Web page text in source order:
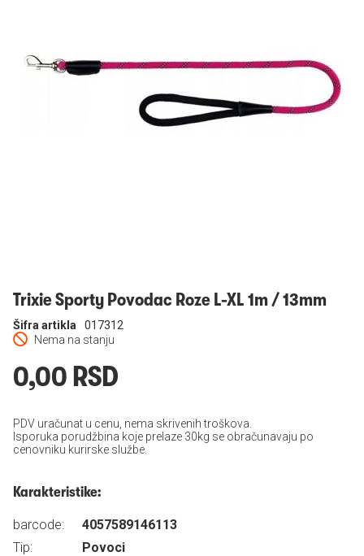
Trixie Sporty Povodac Roze L-XL 1m / 13mm
Nema na stanju
Šifra artikla 017312
0,00 RSD
PDV uračunat u cenu, nema skrivenih troškova.
Isporuka porudžbina koje prelaze 30kg se obračunavaju po
cenovniku kurirske službe.
Karakteristike:
barcode:
4057589146113
Tip:
Povoci